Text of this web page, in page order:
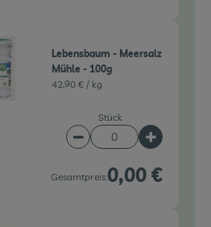
Lebensbaum - Meersalz
Mühle - 100g
42,90 € / kg
Stück
Artikelanzahl
Gesamtpreis:0,00 €